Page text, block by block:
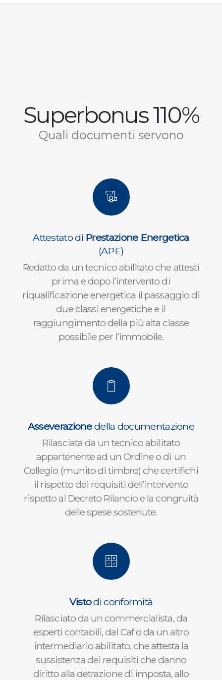
Superbonus 110%
Quali documenti servono
Attestato di Prestazione Energetica
(APE)
Redatto da un tecnico abilitato che attesti
prima e dopo l’intervento di
riqualificazione energetica il passaggio di
due classi energetiche e il
raggiungimento della più alta classe
possibile per l’immobile.
Asseverazionedella documentazione
Rilasciata da un tecnico abilitato
appartenente ad un Ordine o di un
Collegio (munito di timbro) che certifichi
il rispetto dei requisiti dell’intervento
rispetto al Decreto Rilancio e la congruità
delle spese sostenute.
Vistodi conformità
Rilasciato da un commercialista, da
esperti contabili, dal Caf o da un altro
intermediario abilitato, che attesta la
sussistenza dei requisiti che danno
diritto alla detrazione di imposta, allo